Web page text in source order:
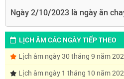
Ngày 2/10/2023 là ngày ăn
LỊCH ÂM CÁC NGÀY TIẾP THEO
Lịch âm ngày 30 tháng 9 năm
Lịch âm ngày 1 tháng 10 năm